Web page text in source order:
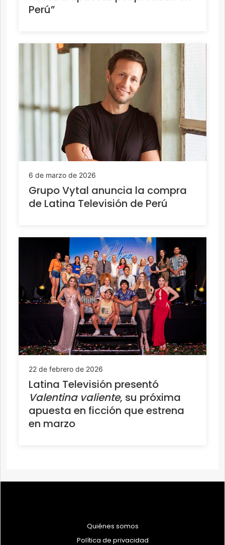
Perú”
6 de marzo de 2026
Grupo Vytal anuncia la compra
de Latina Televisión de Perú
22 de febrero de 2026
Latina Televisión presentó
Valentina valiente, su próxima
apuesta en ficción que estrena
en marzo
Quiénes somos
Política de privacidad